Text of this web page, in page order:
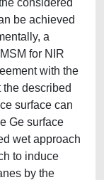
considered
be achieved
a
for NIR
with the
described
surface can
Ge surface
wet approach
to induce
by the